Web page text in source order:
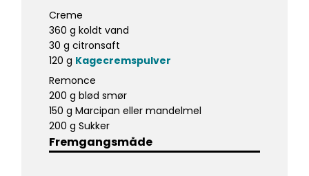
Fremgangsmåde
Creme
360 g koldt vand
30 g citronsaft
120 g Kagecremspulver
Remonce
200 g blød smør
150 g Marcipan eller mandelmel
200 g Sukker